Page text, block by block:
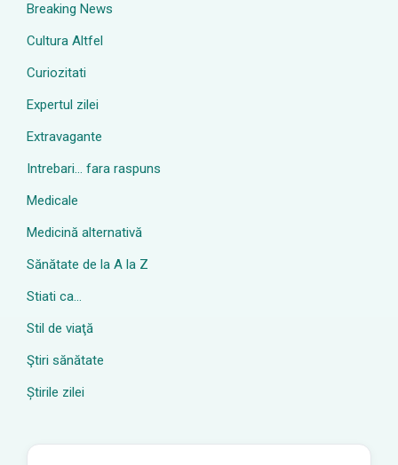
Breaking News
Cultura Altfel
Curiozitati
Expertul zilei
Extravagante
Intrebari… fara raspuns
Medicale
Medicină alternativă
Sănătate de la A la Z
Stiati ca…
Stil de viaţă
Ştiri sănătate
Știrile zilei